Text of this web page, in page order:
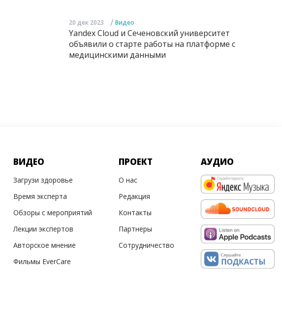
20 дек 2023 / Видео
Yandex Cloud и Сеченовский университет
объявили о старте работы на платформе с
медицинскими данными
ВИДЕО
Загрузи здоровье
Время эксперта
Обзоры с мероприятий
Лекции экспертов
Авторское мнение
Фильмы EverCare
ПРОЕКТ
О нас
Редакция
Контакты
Партнеры
Сотрудничество
АУДИО